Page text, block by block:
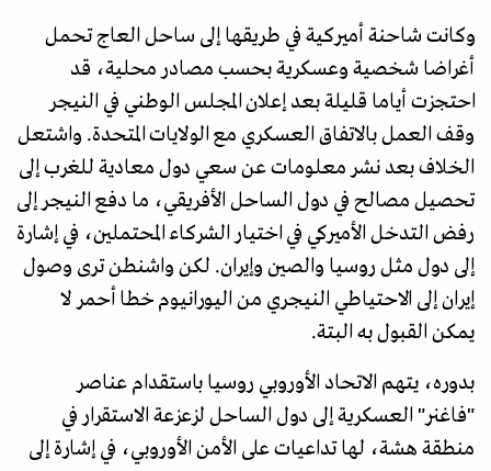
وكانت شاحنة أميركية في طريقها إلى ساحل العاج تحمل
أغراضا شخصية وعسكرية بحسب مصادر محلية، قد
احتجزت أياما قليلة بعد إعلان المجلس الوطني في النيجر
وقف العمل بالاتفاق العسكري مع الولايات المتحدة. واشتعل
الخلاف بعد نشر معلومات عن سعي دول معادية للغرب إلى
تحصيل مصالح في دول الساحل الأفريقي، ما دفع النيجر إلى
رفض التدخل الأميركي في اختيار الشركاء المحتملين، في إشارة
إلى دول مثل روسيا والصين وإيران. لكن واشنطن ترى وصول
إيران إلى الاحتياطي النيجري من اليورانيوم خطا أحمر لا
يمكن القبول به البتة.
بدوره، يتهم الاتحاد الأوروبي روسيا باستقدام عناصر
"فاغنر" العسكرية إلى دول الساحل لزعزعة الاستقرار في
منطقة هشة، لها تداعيات على الأمن الأوروبي، في إشارة إلى